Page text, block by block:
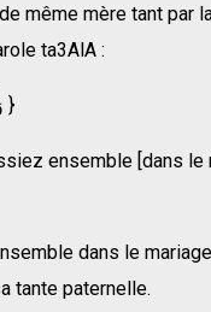
même mère tant par
ta3AlA :
{ وَأَنْ تَجْمَعُوا بَيْنَ الأُخْتَيْنِ إِلاَّ مَا قَدْ سَلَفَ }
ensemble [dans
dans le
tante paternelle.